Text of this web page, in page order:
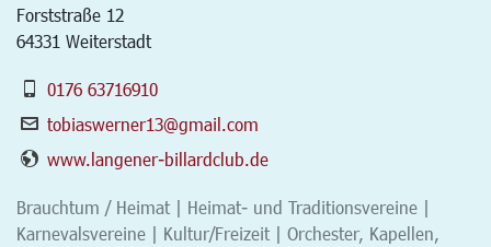
Forststraße 12
64331 Weiterstadt
0176 63716910
tobiaswerner13@gmail.com
www.langener-billardclub.de
Brauchtum / Heimat | Heimat- und Traditionsvereine |
Karnevalsvereine | Kultur/Freizeit | Orchester, Kapellen,